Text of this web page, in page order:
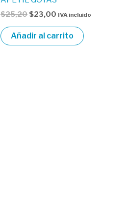
$25,20
$25,20.
$23,00
$23,00.
IVA incluido
Añadir al carrito